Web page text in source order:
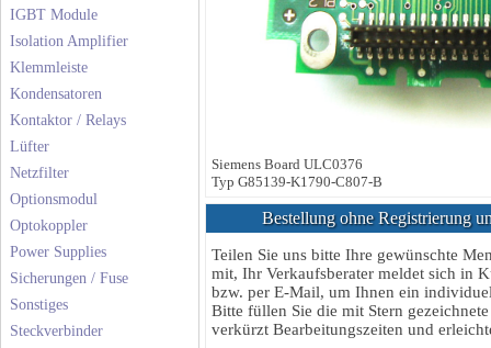
IGBT Module
Isolation Amplifier
Klemmleiste
Kondensatoren
Kontaktor / Relays
Lüfter
Netzfilter
Optionsmodul
Optokoppler
Power Supplies
Sicherungen / Fuse
Sonstiges
Steckverbinder
Siemens Board ULC0376
Typ G85139-K1790-C807-B
Bestellung ohne Registrierung
Teilen Sie uns bitte Ihre gewünschte
mit, Ihr Verkaufsberater meldet sich in
bzw. per E-Mail, um Ihnen ein
Bitte füllen Sie die mit Stern
verkürzt Bearbeitungszeiten und